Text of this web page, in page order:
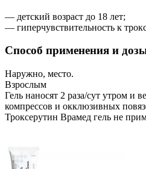
— детский возраст до 18 лет;
— гиперчувствительность к
Способ применения и
Наружно, место.
Взрослым
Гель наносят 2 раза/сут утром
компрессов и окклюзивных
Троксерутин Врамед гель не